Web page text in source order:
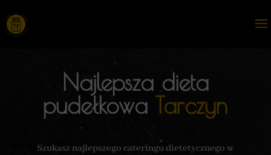
Najlepsza dieta
pudełkowaTarczyn
Szukasz najlepszego cateringu dietetycznego w